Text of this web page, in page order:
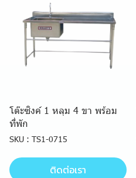
โต๊ะซิงค์ 1 หลุม 4 ขา พร้อม
ที่พัก
SKU : TS1-0715
ติดต่อเรา